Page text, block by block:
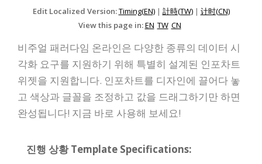
Edit Localized Version:Timing(EN)| 計時(TW)| 计时(CN)
View this page in:EN TW CN
비주얼 패러다임 온라인은 다양한 종류의 데이터 시
각화 요구를 지원하기 위해 특별히 설계된 인포차트
위젯을 지원합니다. 인포차트를 디자인에 끌어다 놓
고 색상과 글꼴을 조정하고 값을 드래그하기만 하면
완성됩니다! 지금 바로 사용해 보세요!
진행 상황 Template Specifications: